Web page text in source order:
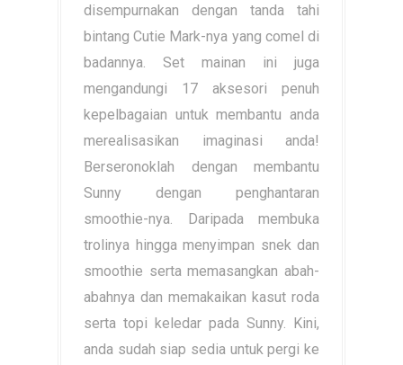
disempurnakan dengan tanda tahi
bintang Cutie Mark-nya yang comel di
badannya. Set mainan ini juga
mengandungi 17 aksesori penuh
kepelbagaian untuk membantu anda
merealisasikan imaginasi anda!
Berseronoklah dengan membantu
Sunny dengan penghantaran
smoothie-nya. Daripada membuka
trolinya hingga menyimpan snek dan
smoothie serta memasangkan abah-
abahnya dan memakaikan kasut roda
serta topi keledar pada Sunny. Kini,
anda sudah siap sedia untuk pergi ke